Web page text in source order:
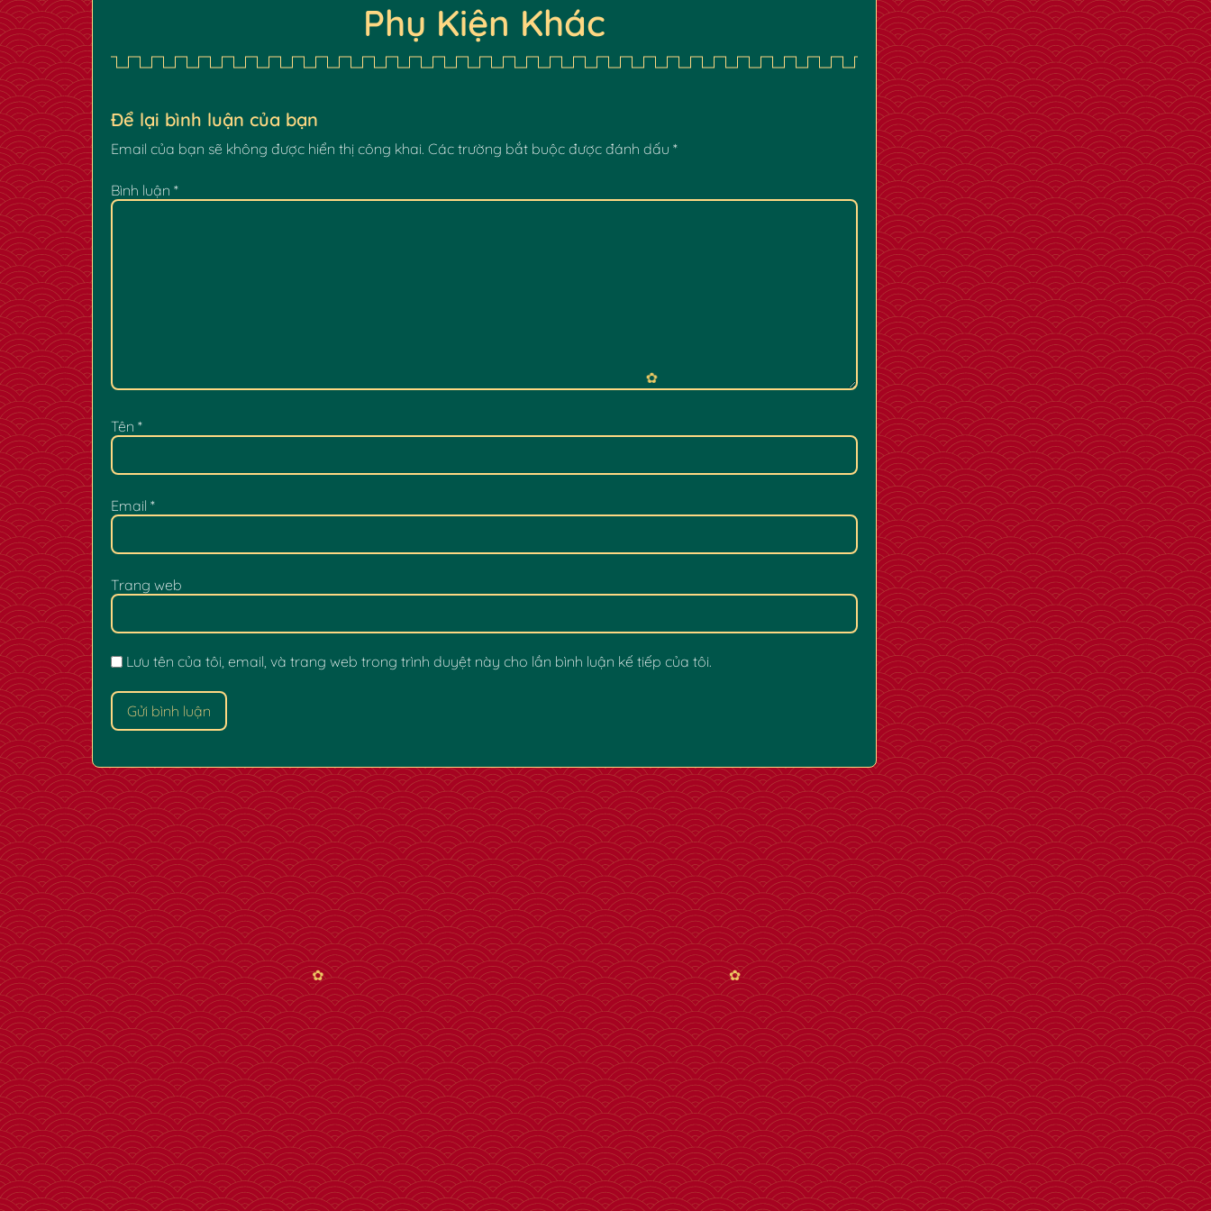
Phụ Kiện Khác
Để lại bình luận của bạn
Email của bạn sẽ không được hiển thị công khai. Các trường bắt buộc được đánh dấu *
Bình luận *
Tên *
Email *
Trang web
Lưu tên của tôi, email, và trang web trong trình duyệt này cho lần bình luận kế tiếp của tôi.
✿